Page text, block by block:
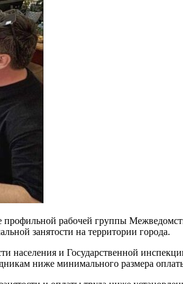
рабочей группы
занятости на территории города.
и Государственной
ниже минимального размера